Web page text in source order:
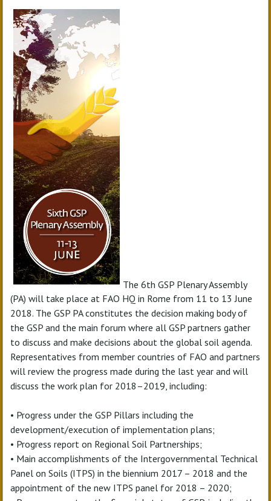
The 6th GSP Plenary Assembly
(PA) will take place at FAO HQ in Rome from 11 to 13 June
2018. The GSP PA constitutes the decision making body of
the GSP and the main forum where all GSP partners gather
to discuss and make decisions about the global soil agenda.
Representatives from member countries of FAO and partners
will review the progress made during the last year and will
discuss the work plan for 2018–2019, including:
• Progress under the GSP Pillars including the
development/execution of implementation plans;
• Progress report on Regional Soil Partnerships;
• Main accomplishments of the Intergovernmental Technical
Panel on Soils (ITPS) in the biennium 2017 – 2018 and the
appointment of the new ITPS panel for 2018 – 2020;